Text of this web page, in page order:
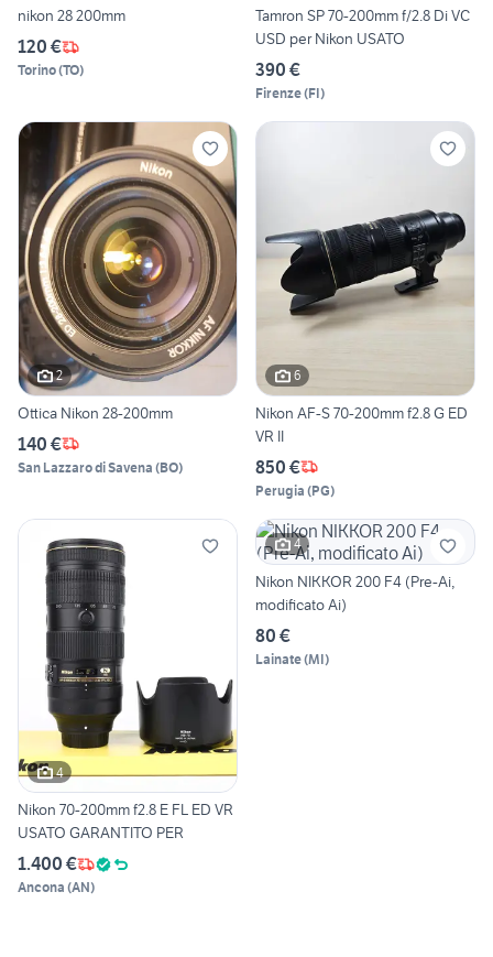
nikon 28 200mm
120 €
Torino(TO)
Tamron SP 70-200mm f/2.8 Di VC
USD per Nikon USATO
390 €
Firenze(FI)
2
Ottica Nikon 28-200mm
140 €
San Lazzaro di Savena (BO)
6
Nikon AF-S 70-200mm f2.8 G ED
VR II
850 €
Perugia (PG)
4
Nikon 70-200mm f2.8 E FL ED VR
USATO GARANTITO PER
1.400 €
Ancona (AN)
4
Nikon NIKKOR 200 F4 (Pre-Ai,
modificato Ai)
80 €
Lainate(MI)